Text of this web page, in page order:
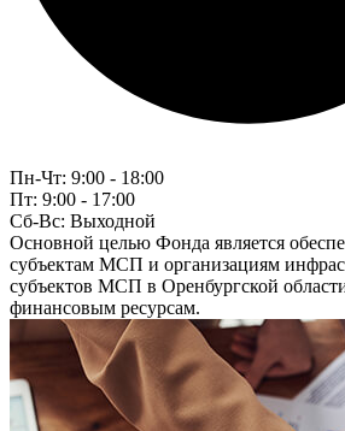
Пн-Чт: 9:00 - 18:00
Пт: 9:00 - 17:00
Сб-Вс: Выходной
Основной целью Фонда является
субъектам МСП и организациям
субъектов МСП в Оренбургской
финансовым ресурсам.